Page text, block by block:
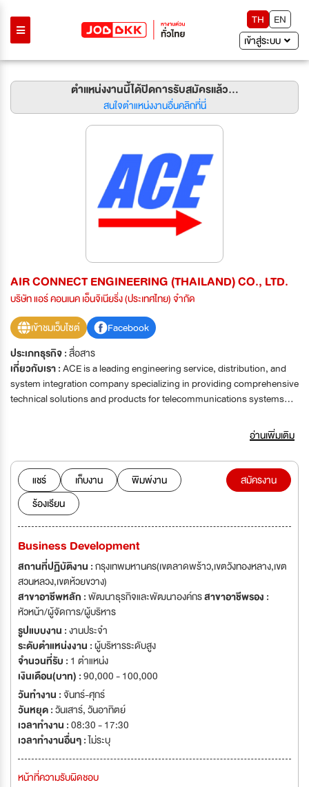
TH
EN
เข้าสู่ระบบ
ตำแหน่งงานนี้ได้ปิดการรับสมัครแล้ว...
สนใจตำแหน่งงานอื่นคลิกที่นี่
AIR CONNECT ENGINEERING (THAILAND) CO., LTD.
บริษัท แอร์ คอนเนค เอ็นจิเนียริ่ง (ประเทศไทย) จำกัด
เข้าชมเว็บไซต์
Facebook
ประเภทธุรกิจ :สื่อสาร
เกี่ยวกับเรา :ACE is a leading engineering service, distribution, and
system integration company specializing in providing comprehensive
technical solutions and products for telecommunications systems
innovative products and development, reflecting our commitment to
encompass Radio Network Planning, Capacity Planning,
Supervision, Installation, and Commissioning, as well as Operation
and Maintenance. Our product portfolio includes a diverse range of
items, from power splitters and connectors to indoor and outdoor
antennas, as well as sophisticated signal boosters and repeaters.
building coverage, ensuring seamless communication infrastructure
for our clients. We also offer communication fixing services to
address any issues that may arise. Moreover, we are dedicated to
promoting sustainability by offering solar energy and green energy
solutions. Committed to quality, we are proud to have received
ISO9001:2015 certification.
อ่านเพิ่มเติม
แชร์ เก็บงาน
พิมพ์งาน
ร้องเรียน
สมัครงาน
Business Development
สถานที่ปฏิบัติงาน :กรุงเทพมหานคร(เขตลาดพร้าว,เขตวังทองหลาง,เขต
สวนหลวง,เขตห้วยขวาง)
สาขาอาชีพหลัก :พัฒนาธุรกิจและพัฒนาองค์กรสาขาอาชีพรอง :
หัวหน้า/ผู้จัดการ/ผู้บริหาร
รูปแบบงาน :งานประจำ
ระดับตำแหน่งงาน :ผู้บริหารระดับสูง
จำนวนที่รับ : 1 ตำแหน่ง
เงินเดือน(บาท) :90,000 - 100,000
วันทำงาน :จันทร์-ศุกร์
วันหยุด :วันเสาร์,วันอาทิตย์
เวลาทำงาน :08:30 - 17:30
เวลาทำงานอื่นๆ :ไม่ระบุ
หน้าที่ความรับผิดชอบ